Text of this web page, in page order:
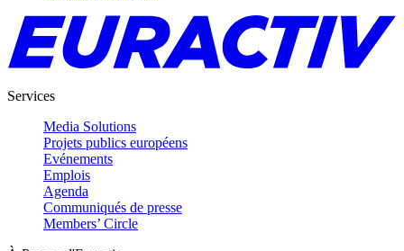
Services
Media Solutions
Projets publics européens
Evénements
Emplois
Agenda
Communiqués de presse
Members’ Circle